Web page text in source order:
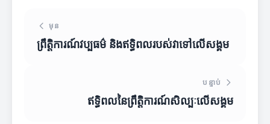
មុន
ព្រឹត្តិការណ៍វប្បធម៌ និងឥទ្ធិពលរបស់វាទៅលើសង្គម
បន្ទាប់
ឥទ្ធិពលនៃព្រឹត្តិការណ៍សិល្បៈលើសង្គម